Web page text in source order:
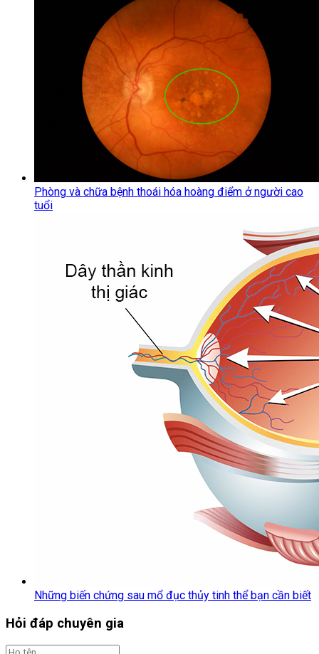
Phòng và chữa bệnh thoái hóa hoàng điểm ở người cao
tuổi
Những biến chứng sau mổ đục thủy tinh thể bạn cần biết
Hỏi đáp chuyên gia